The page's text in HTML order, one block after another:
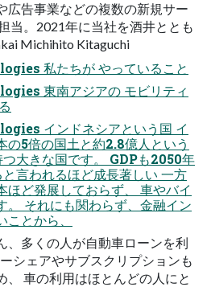
広告事業などの複数の新規サー
当。2021年に当社を酒井ととも
Michihito Kitaguchi
私たちが やっていること
東南アジアの モビリティ
インドネシアという国 イ
の5倍の国⼟と約2.8億⼈という
⼤きな国です。 GDPも2050年
⾔われるほど成⻑著しい ⼀⽅
ほど発展しておらず、 ⾞やバイ
。 それにも関わらず、⾦融イン
とから、
、多くの⼈が⾃動⾞ローンを利
シェアやサブスクリプションも
、 ⾞の利⽤はほとんどの⼈にと